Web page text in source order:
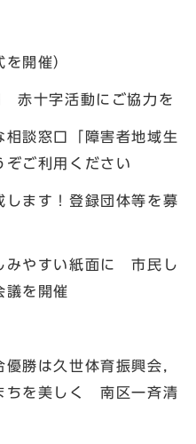
を開催）
赤十字活動にご協力を
相談窓口「障害者地域生
ぞご利用ください
します！登録団体等を募
みやすい紙面に 市民し
議を開催
勝は久世体育振興会，
ちを美しく 南区一斉清